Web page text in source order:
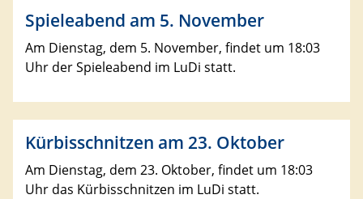
Spieleabend am 5. November
Am Dienstag, dem 5. November, findet um 18:03
Uhr der Spieleabend im LuDi statt.
Kürbisschnitzen am 23. Oktober
Am Dienstag, dem 23. Oktober, findet um 18:03
Uhr das Kürbisschnitzen im LuDi statt.